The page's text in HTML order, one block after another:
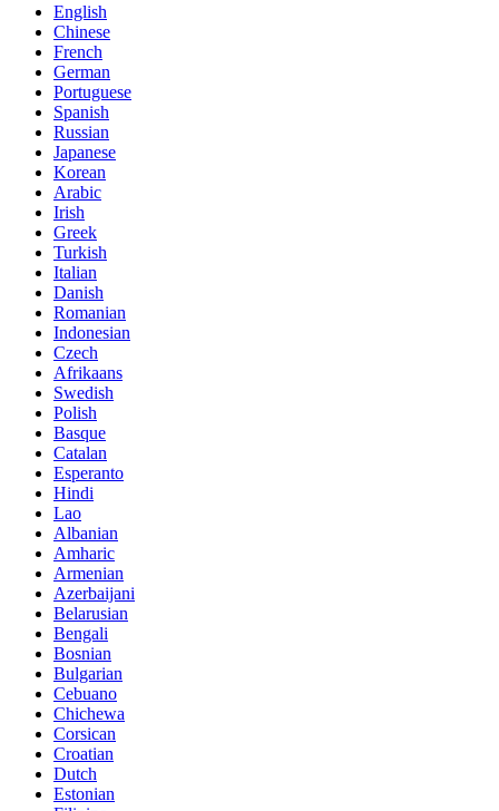
English
Chinese
French
German
Portuguese
Spanish
Russian
Japanese
Korean
Arabic
Irish
Greek
Turkish
Italian
Danish
Romanian
Indonesian
Czech
Afrikaans
Swedish
Polish
Basque
Catalan
Esperanto
Hindi
Lao
Albanian
Amharic
Armenian
Azerbaijani
Belarusian
Bengali
Bosnian
Bulgarian
Cebuano
Chichewa
Corsican
Croatian
Dutch
Estonian